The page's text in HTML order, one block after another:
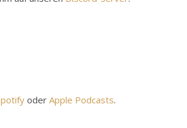
oder Apple Podcasts.